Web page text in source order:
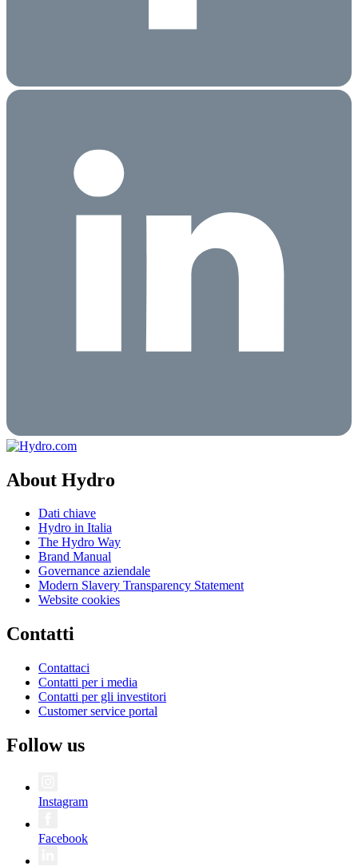
About Hydro
Dati chiave
Hydro in Italia
The Hydro Way
Brand Manual
Governance aziendale
Modern Slavery Transparency Statement
Website cookies
Contatti
Contattaci
Contatti per i media
Contatti per gli investitori
Customer service portal
Follow us
Instagram
Facebook